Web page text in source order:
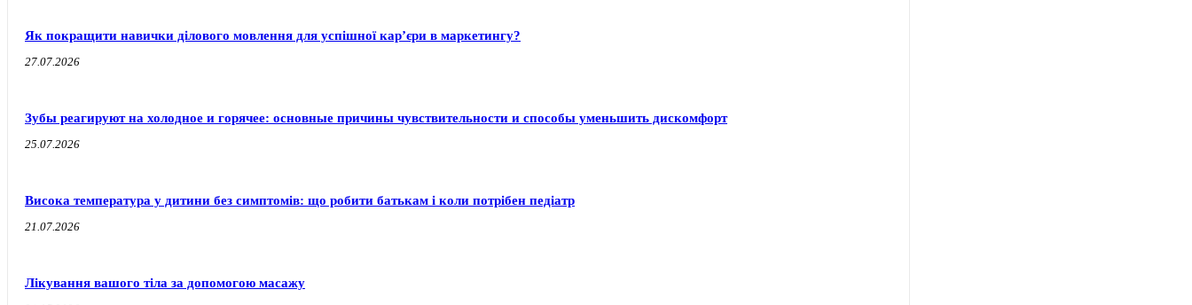
Як покращити навички ділового мовлення для успішної кар’єри в маркетингу?
27.07.2026
Зубы реагируют на холодное и горячее: основные причины чувствительности и способы уменьшить дискомфорт
25.07.2026
Висока температура у дитини без симптомів: що робити батькам і коли потрібен педіатр
21.07.2026
Лікування вашого тіла за допомогою масажу